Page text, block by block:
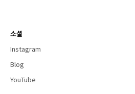
소셜
Instagram
Blog
YouTube